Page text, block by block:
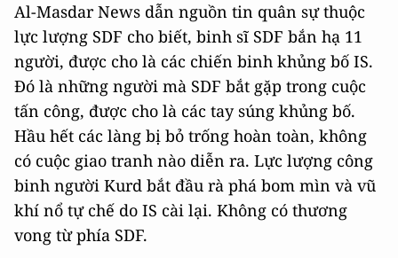
Al-Masdar News dẫn nguồn tin quân sự thuộc
lực lượng SDF cho biết, binh sĩ SDF bắn hạ 11
người, được cho là các chiến binh khủng bố IS.
Đó là những người mà SDF bắt gặp trong cuộc
tấn công, được cho là các tay súng khủng bố.
Hầu hết các làng bị bỏ trống hoàn toàn, không
có cuộc giao tranh nào diễn ra. Lực lượng công
binh người Kurd bắt đầu rà phá bom mìn và vũ
khí nổ tự chế do IS cài lại. Không có thương
vong từ phía SDF.